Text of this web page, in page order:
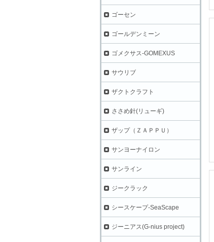
ゴーセン
ゴールデンミーン
ゴメクサス-GOMEXUS
サウリブ
ザクトクラフト
ささめ針(リューギ)
ザップ（ＺＡＰＰＵ）
サンヨーナイロン
サンライン
ジークラック
シースケープ-SeaScape
ジーニアス(G-nius project)